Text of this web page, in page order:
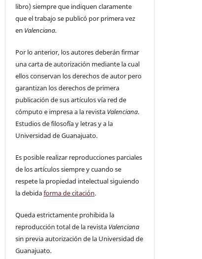
libro) siempre que indiquen claramente
que el trabajo se publicó por primera vez
en Valenciana.
Por lo anterior, los autores deberán firmar
una carta de autorización mediante la cual
ellos conservan los derechos de autor pero
garantizan los derechos de primera
publicación de sus artículos vía red de
cómputo e impresa a la revista Valenciana.
Estudios de filosofía y letras y a la
Universidad de Guanajuato.
Es posible realizar reproducciones parciales
de los artículos siempre y cuando se
respete la propiedad intelectual siguiendo
la debidaforma de citación.
Queda estrictamente prohibida la
reproducción total de la revista Valenciana
sin previa autorización de la Universidad de
Guanajuato.